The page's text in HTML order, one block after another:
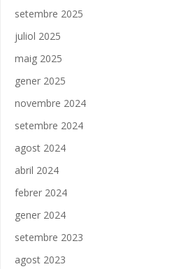
setembre 2025
juliol 2025
maig 2025
gener 2025
novembre 2024
setembre 2024
agost 2024
abril 2024
febrer 2024
gener 2024
setembre 2023
agost 2023